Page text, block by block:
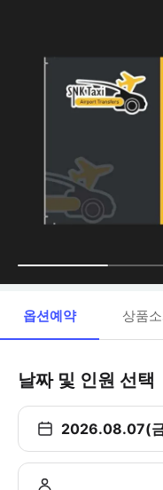
옵션예약 상품
날짜 및 인원 선택
2026.08.07(